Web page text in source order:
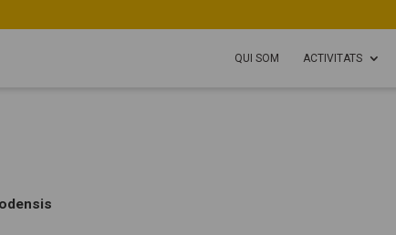
QUI SOM ACTIVITATS